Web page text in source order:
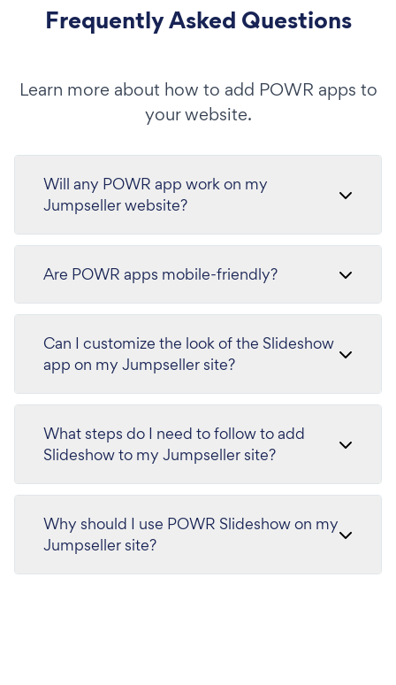
Frequently Asked Questions
Learn more about how to add POWR apps to
your website.
Will any POWR app work on my
Jumpseller website?
Are POWR apps mobile-friendly?
Can I customize the look of the Slideshow
app on my Jumpseller site?
What steps do I need to follow to add
Slideshow to my Jumpseller site?
Why should I use POWR Slideshow on my
Jumpseller site?